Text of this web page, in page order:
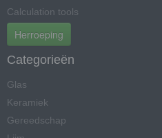
Calculation tools
Herroeping
Categorieën
Glas
Keramiek
Gereedschap